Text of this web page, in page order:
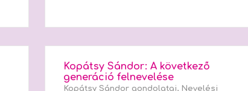
Kopátsy Sándor: A következő
generáció felnevelése
Kopátsy Sándor gondolatai, Nevelési